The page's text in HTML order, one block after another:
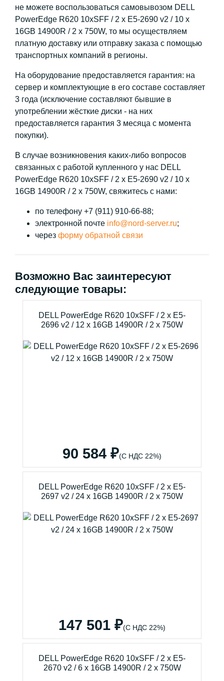
не можете воспользоваться самовывозом DELL
PowerEdge R620 10xSFF / 2 x E5-2690 v2 / 10 x
16GB 14900R / 2 x 750W, то мы осуществляем
платную доставку или отправку заказа с помощью
транспортных компаний в регионы.
На оборудование предоставляется гарантия: на
сервер и комплектующие в его составе составляет
3 года (исключение составляют бывшие в
употреблении жёсткие диски - на них
предоставляется гарантия 3 месяца с момента
покупки).
В случае возникновения каких-либо вопросов
связанных с работой купленного у нас DELL
PowerEdge R620 10xSFF / 2 x E5-2690 v2 / 10 x
16GB 14900R / 2 x 750W, свяжитесь с нами:
по телефону +7 (911) 910-66-88;
электронной почте info@nord-server.ru;
через форму обратной связи
Возможно Вас заинтересуют
следующие товары:
DELL PowerEdge R620 10xSFF / 2 x E5-
2696 v2 / 12 x 16GB 14900R / 2 x 750W
90 584 ₽(С НДС 22%)
DELL PowerEdge R620 10xSFF / 2 x E5-
2697 v2 / 24 x 16GB 14900R / 2 x 750W
147 501 ₽(С НДС 22%)
DELL PowerEdge R620 10xSFF / 2 x E5-
2670 v2 / 6 x 16GB 14900R / 2 x 750W